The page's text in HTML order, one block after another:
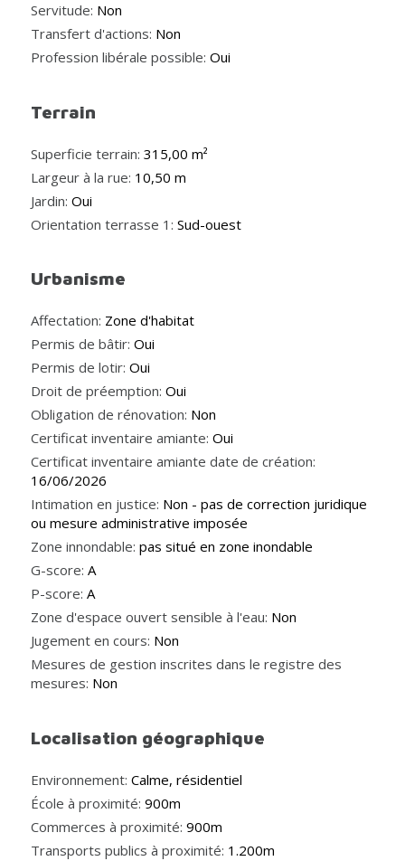
Servitude: Non
Transfert d'actions: Non
Profession libérale possible: Oui
Terrain
Superficie terrain: 315,00 m²
Largeur à la rue: 10,50 m
Jardin: Oui
Orientation terrasse 1: Sud-ouest
Urbanisme
Affectation: Zone d'habitat
Permis de bâtir: Oui
Permis de lotir: Oui
Droit de préemption: Oui
Obligation de rénovation: Non
Certificat inventaire amiante: Oui
Certificat inventaire amiante date de création:
16/06/2026
Intimation en justice: Non - pas de correction juridique
ou mesure administrative imposée
Zone innondable: pas situé en zone inondable
G-score: A
P-score: A
Zone d'espace ouvert sensible à l'eau: Non
Jugement en cours: Non
Mesures de gestion inscrites dans le registre des
mesures: Non
Localisation géographique
Environnement: Calme, résidentiel
École à proximité: 900m
Commerces à proximité: 900m
Transports publics à proximité: 1.200m